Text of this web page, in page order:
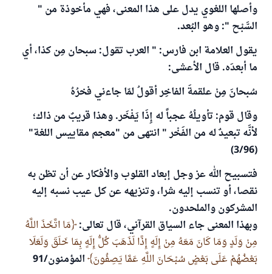
وأصلها اللغوي يدل على هذا المعنى، فهي مأخوذة من "
السَّبْح ": وهو البُعد.
يقول العلامة ابن فارس: " العرب تقول: سبحان مِن كذا، أي
ما أبعدَه. قال الأعشى:
سُبحانَ مِنْ علقمةَ الفاخِر أقولُ لمّا جاءني فخرُهُ
وقال قوم: تأويلُهُ عجباً له إِذَا يَفْخَر. وهذا قريبٌ من ذاك؛
لأنَّه تبعيدٌ له من الفَخْر " انتهى من "معجم مقاييس اللغة"
(3/96)
فتسبيح الله عز وجل إبعاد القلوب والأفكار عن أن تظن به
نقصا، أو تنسب إليه شرا، وتنزيهه عن كل عيب نسبه إليه
المشركون والملحدون.
وبهذا المعنى جاء السياق القرآني، قال تعالى: مَا اتَّخَذَ اللَّهُ
مِنْ وَلَدٍ وَمَا كَانَ مَعَهُ مِنْ إِلَهٍ إِذًا لَذَهَبَ كُلُّ إِلَهٍ بِمَا خَلَقَ وَلَعَلَا
بَعْضُهُمْ عَلَى بَعْضٍ سُبْحَانَ اللَّهِ عَمَّا يَصِفُونَ المؤمنون/91